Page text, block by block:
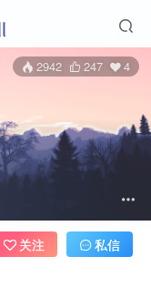
2942 247 4
关注 私信